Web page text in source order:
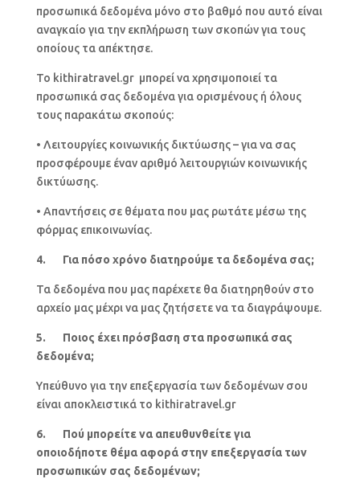
προσωπικά δεδομένα μόνο στο βαθμό που αυτό είναι
αναγκαίο για την εκπλήρωση των σκοπών για τους
οποίους τα απέκτησε.
Το kithiratravel.gr μπορεί να χρησιμοποιεί τα
προσωπικά σας δεδομένα για ορισμένους ή όλους
τους παρακάτω σκοπούς:
• Λειτουργίες κοινωνικής δικτύωσης – για να σας
προσφέρουμε έναν αριθμό λειτουργιών κοινωνικής
δικτύωσης.
• Απαντήσεις σε θέματα που μας ρωτάτε μέσω της
φόρμας επικοινωνίας.
4. Για πόσο χρόνο διατηρούμε τα δεδομένα σας;
Τα δεδομένα που μας παρέχετε θα διατηρηθούν στο
αρχείο μας μέχρι να μας ζητήσετε να τα διαγράψουμε.
5. Ποιος έχει πρόσβαση στα προσωπικά σας
δεδομένα;
Υπεύθυνo για την επεξεργασία των δεδομένων σου
είναι αποκλειστικά το kithiratravel.gr
6. Πού μπορείτε να απευθυνθείτε για
οποιοδήποτε θέμα αφορά στην επεξεργασία των
προσωπικών σας δεδομένων;